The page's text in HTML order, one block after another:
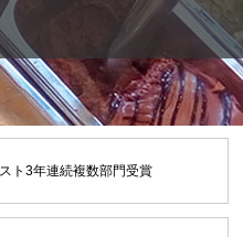
ト3年連続複数部門受賞